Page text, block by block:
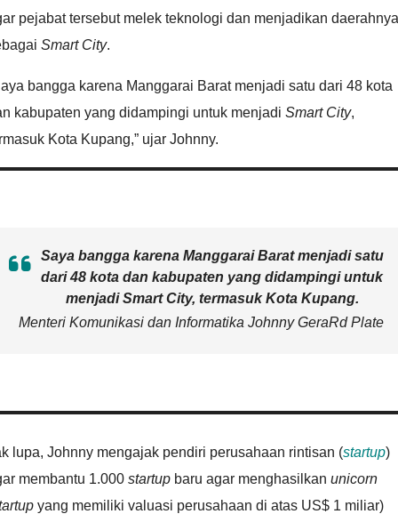
pejabat tersebut melek teknologi dan menjadikan daerahnya
Smart City.
bangga karena Manggarai Barat menjadi satu dari 48 kota
kabupaten yang didampingi untuk menjadi Smart City,
Kota Kupang,” ujar Johnny.
Saya bangga karena Manggarai Barat menjadi satu
dari 48 kota dan kabupaten yang didampingi untuk
menjadiSmart City, termasuk Kota Kupang.
Menteri Komunikasi dan Informatika Johnny GeraRd Plate
lupa, Johnny mengajak pendiri perusahaan rintisan (startup)
membantu 1.000 startup baru agar menghasilkan unicorn
yang memiliki valuasi perusahaan di atas US$ 1 miliar)